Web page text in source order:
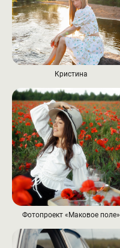
Кристина
Фотопроект «Маковое поле»